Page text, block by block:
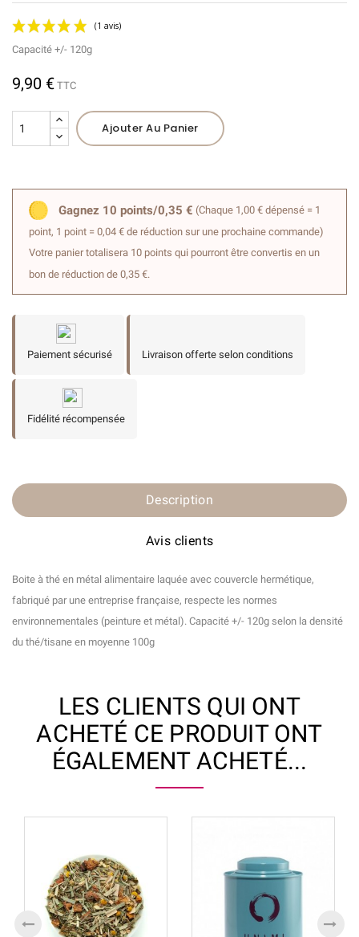
Capacité +/- 120g
9,90 € TTC
Ajouter Au Panier
Gagnez 10 points/0,35 € (Chaque 1,00 € dépensé = 1
point, 1 point = 0,04 € de réduction sur une prochaine commande)
Votre panier totalisera 10 points qui pourront être convertis en un
bon de réduction de 0,35 €.
Paiement sécurisé Livraison offerte selon conditions
Fidélité récompensée
Description
Avis clients
Boite à thé en métal alimentaire laquée avec couvercle hermétique,
fabriqué par une entreprise française, respecte les normes
environnementales (peinture et métal). Capacité +/- 120g selon la densité
du thé/tisane en moyenne 100g
LES CLIENTS QUI ONT
ACHETÉ CE PRODUIT ONT
ÉGALEMENT ACHETÉ...